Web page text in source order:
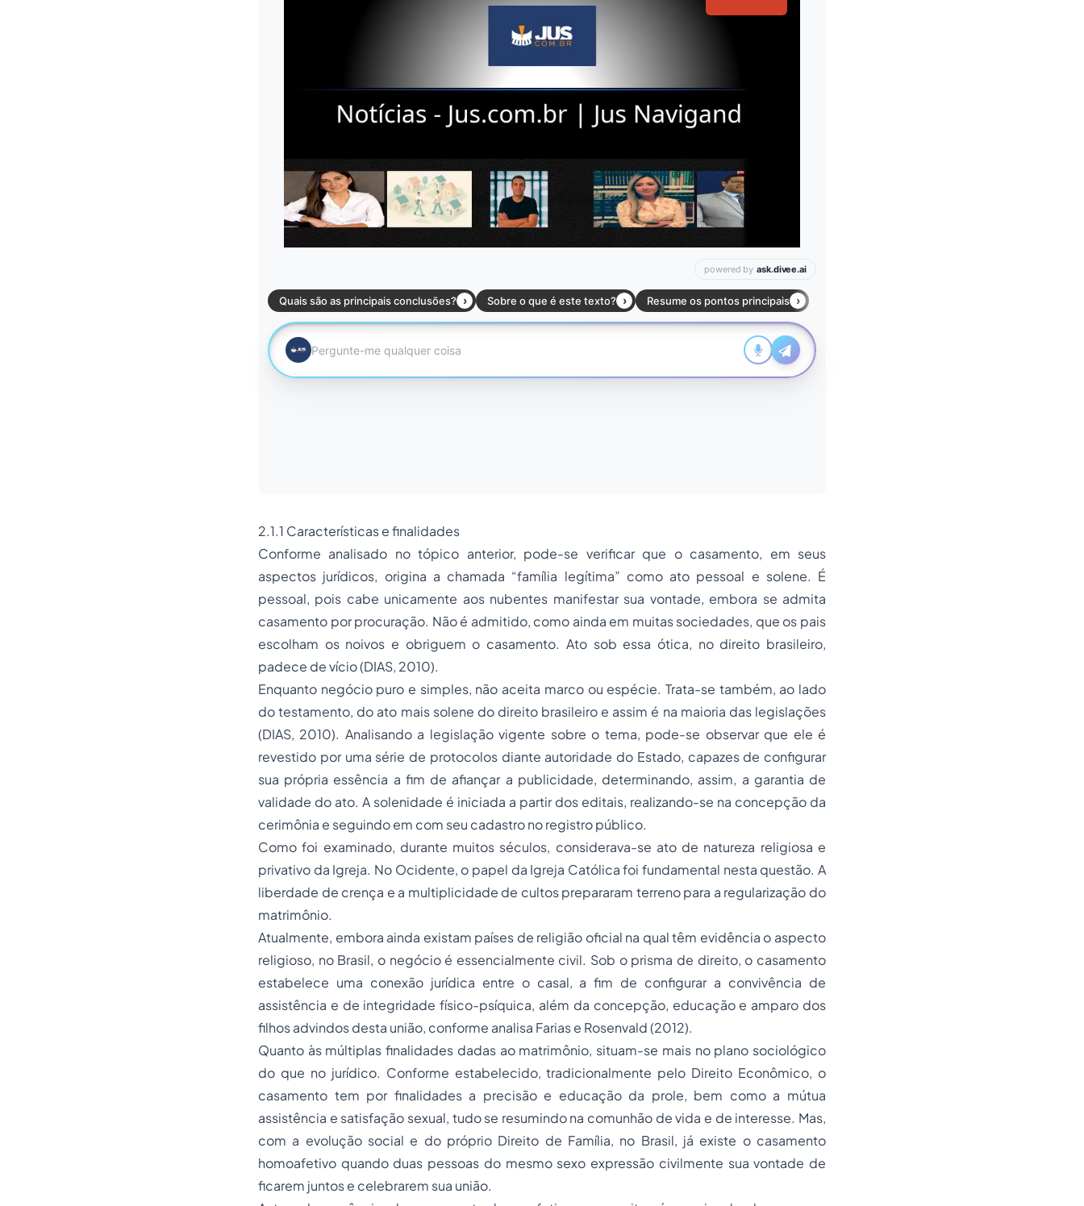
2.1.1 Características e finalidades
Conforme analisado no tópico anterior, pode-se verificar que o casamento, em seus
aspectos jurídicos, origina a chamada “família legítima” como ato pessoal e solene. É
pessoal, pois cabe unicamente aos nubentes manifestar sua vontade, embora se admita
casamento por procuração. Não é admitido, como ainda em muitassociedades, que os pais
escolham os noivos e obriguem o casamento. Ato sob essa ótica, no direito brasileiro,
padece de vício (DIAS, 2010).
Enquanto negócio puro e simples, não aceita marco ou espécie. Trata-se também, ao lado
do testamento, do ato mais solene do direito brasileiro e assim é na maioria das legislações
(DIAS, 2010). Analisando a legislação vigente sobre o tema, pode-se observar que ele é
revestido por uma série de protocolos diante autoridade do Estado, capazes de configurar
sua própria essência a fim de afiançar a publicidade, determinando, assim, a garantia de
validade do ato. A solenidade é iniciada a partir dos editais, realizando-se na concepção da
cerimônia e seguindo em com seu cadastro no registro público.
Como foi examinado, durante muitos séculos, considerava-se ato de natureza religiosa e
privativo da Igreja. No Ocidente, o papel da Igreja Católica foi fundamental nesta questão. A
liberdade de crença e a multiplicidade de cultos prepararam terreno para a regularização do
matrimônio.
Atualmente, embora ainda existam países de religião oficial na qual têm evidência o aspecto
religioso, no Brasil, o negócio é essencialmente civil. Sob o prisma de direito, o casamento
estabelece uma conexão jurídica entre o casal, a fim de configurar a convivência de
assistência e de integridade físico-psíquica, além da concepção, educação e amparo dos
filhos advindos desta união, conforme analisa Farias e Rosenvald (2012).
Quanto às múltiplas finalidades dadas ao matrimônio, situam-se mais no plano sociológico
do que no jurídico. Conforme estabelecido, tradicionalmente pelo Direito Econômico, o
casamento tem por finalidades a precisão e educação da prole, bem como a mútua
assistência e satisfação sexual, tudo se resumindo na comunhão de vida e de interesse. Mas,
com a evolução social e do próprio Direito de Família, no Brasil, já existe o casamento
homoafetivo quando duas pessoas do mesmo sexo expressão civilmente sua vontade de
ficarem juntos e celebrarem sua união.